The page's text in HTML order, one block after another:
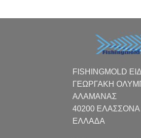
FISHINGMOLD
ΓΕΩΡΓΑΚΗ
ΑΛΑΜΑΝΑΣ
40200 ΕΛΑΣΣΟΝΑ
EΛΛΑΔΑ